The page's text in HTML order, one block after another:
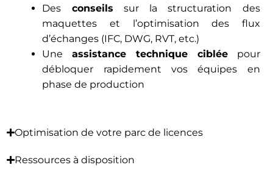
Des conseils sur la structuration des
maquettes et l’optimisation des flux
d’échanges (IFC, DWG, RVT, etc.)
Uneassistance technique cibléepour
débloquer rapidement vos équipes en
phase de production
Optimisation de votre parc de licences
Ressources à disposition